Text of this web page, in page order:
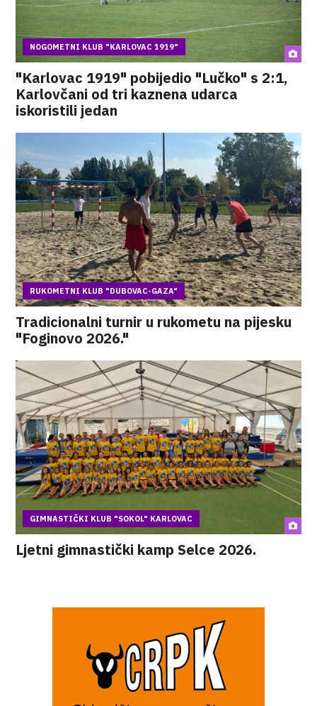
NOGOMETNI KLUB "KARLOVAC 1919"
"Karlovac 1919" pobijedio "Lučko" s 2:1,
Karlovčani od tri kaznena udarca
iskoristili jedan
RUKOMETNI KLUB "DUBOVAC-GAZA"
Tradicionalni turnir u rukometu na pijesku
"Foginovo 2026."
GIMNASTIČKI KLUB "SOKOL" KARLOVAC
Ljetni gimnastički kamp Selce 2026.